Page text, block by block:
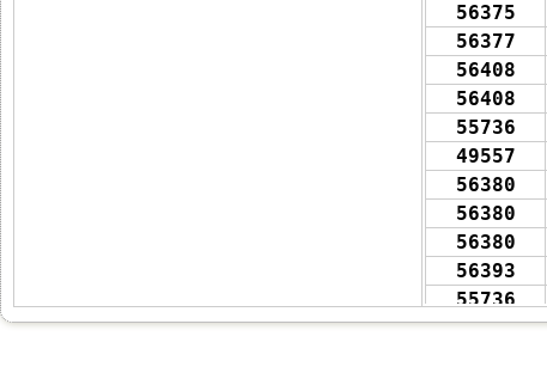
56375
56377
56408
56408
55736
49557
56380
56380
56380
56393
55736
55730